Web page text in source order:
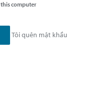
this computer
Tôi quên mật khẩu